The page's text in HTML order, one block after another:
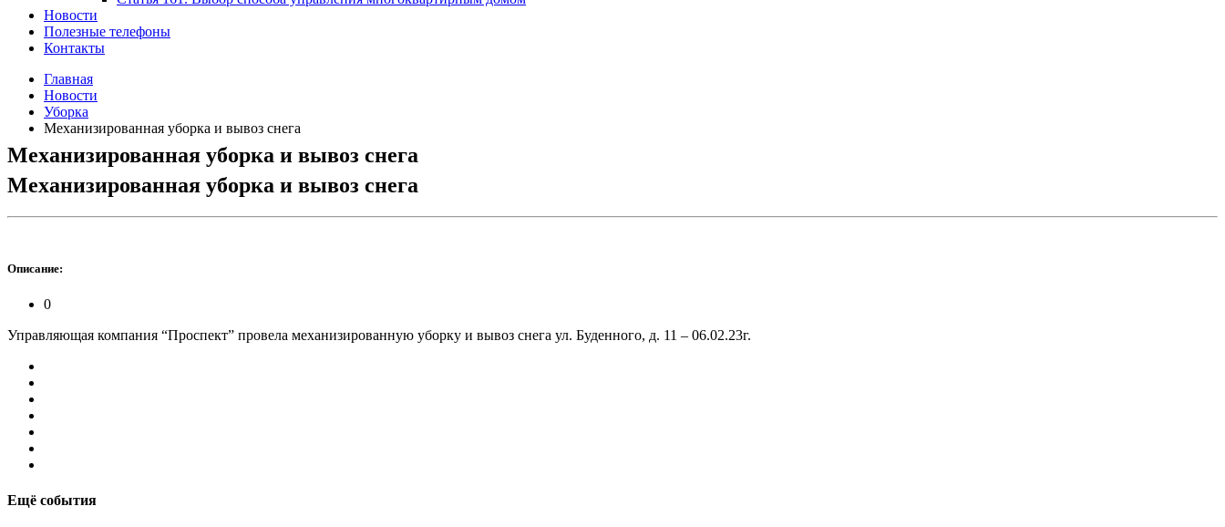
Новости
Полезные телефоны
Контакты
Главная
Новости
Уборка
Механизированная уборка и вывоз снега
Механизированная уборка и вывоз снега
Механизированная уборка и вывоз снега
Описание:
0
Управляющая компания “Проспект” провела механизированную уборку и вывоз снега ул. Буденного, д. 11 – 06.02.23г.
Ещё события